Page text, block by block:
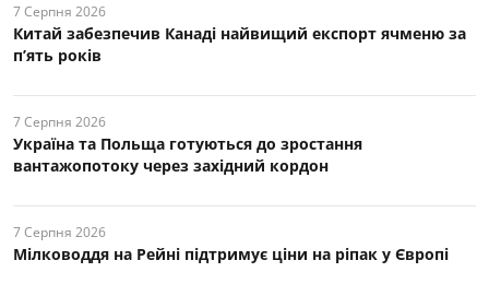
7 Серпня 2026
Китай забезпечив Канаді найвищий експорт ячменю за
п’ять років
7 Серпня 2026
Україна та Польща готуються до зростання
вантажопотоку через західний кордон
7 Серпня 2026
Мілководдя на Рейні підтримує ціни на ріпак у Європі